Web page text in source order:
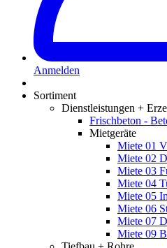
Anmelden
Sortiment
Dienstleistungen +
Frischbeton -
Mietgeräte
Miete 01
Miete 02
Miete 03
Miete 04
Miete 05
Miete 06
Miete 07
Miete 09